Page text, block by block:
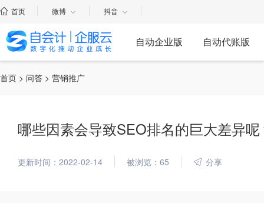
首页 微博 抖音
自动企业版 自动代账版
首页 > 问答 > 营销推广
哪些因素会导致SEO排名的巨大差异呢
更新时间：2022-02-14 被浏览：65 分享